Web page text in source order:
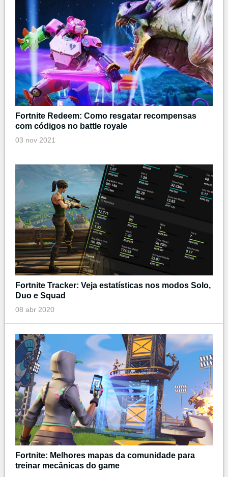
Fortnite Redeem: Como resgatar recompensas
com códigos no battle royale
03 nov 2021
Fortnite Tracker: Veja estatísticas nos modos Solo,
Duo e Squad
08 abr 2020
Fortnite: Melhores mapas da comunidade para
treinar mecânicas do game